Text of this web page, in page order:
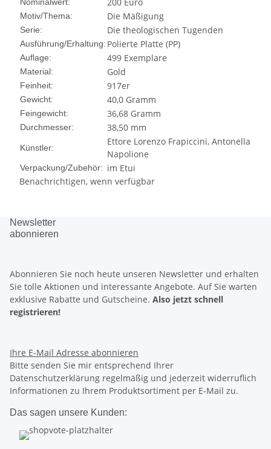
Motiv/Thema: Die Mäßigung
Serie: Die theologischen Tugenden
Ausführung/Erhaltung: Polierte Platte (PP)
Auflage: 499 Exemplare
Material: Gold
Feinheit: 917er
Gewicht: 40,0 Gramm
Feingewicht: 36,68 Gramm
Durchmesser: 38,50 mm
Künstler:
Ettore Lorenzo Frapiccini, Antonella
Napolione
Verpackung/Zubehör: im Etui
Benachrichtigen, wenn verfügbar
Newsletter
abonnieren
Abonnieren Sie noch heute unseren Newsletter und erhalten
Sie tolle Aktionen und interessante Angebote. Auf Sie warten
exklusive Rabatte und Gutscheine. Also jetzt schnell
registrieren!
Ihre E-Mail Adresse abonnieren
Bitte senden Sie mir entsprechend Ihrer
Datenschutzerklärung regelmäßig und jederzeit widerruflich
Informationen zu Ihrem Produktsortiment per E-Mail zu.
Das sagen unsere Kunden: